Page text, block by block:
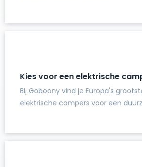
Kies voor een elektrische
Bij Goboony vind je Europa's
elektrische campers voor een